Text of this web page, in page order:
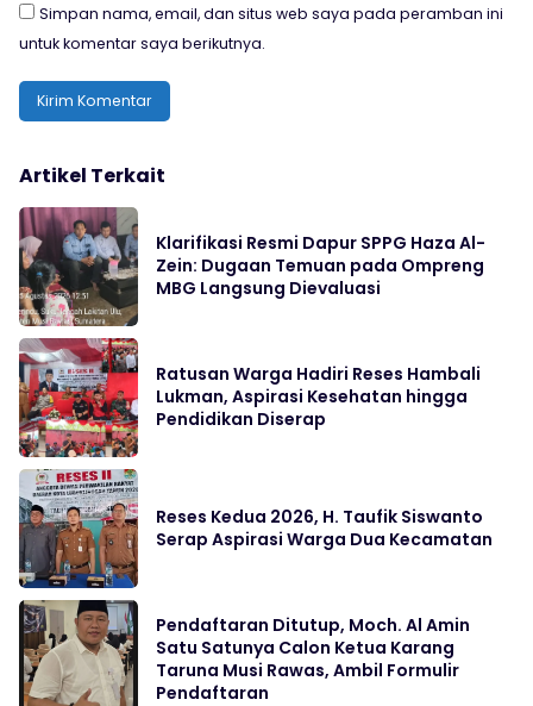
Simpan nama, email, dan situs web saya pada peramban ini
untuk komentar saya berikutnya.
Artikel Terkait
Klarifikasi Resmi Dapur SPPG Haza Al-
Zein: Dugaan Temuan pada Ompreng
MBG Langsung Dievaluasi
Ratusan Warga Hadiri Reses Hambali
Lukman, Aspirasi Kesehatan hingga
Pendidikan Diserap
Reses Kedua 2026, H. Taufik Siswanto
Serap Aspirasi Warga Dua Kecamatan
Pendaftaran Ditutup, Moch. Al Amin
Satu Satunya Calon Ketua Karang
Taruna Musi Rawas, Ambil Formulir
Pendaftaran